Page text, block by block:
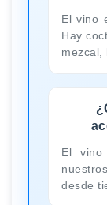
El vino
Hay
mezcal,
El
desde